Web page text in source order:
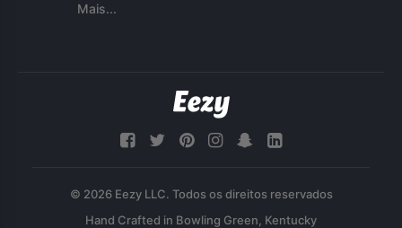
Mais...
© 2026 Eezy LLC. Todos os direitos reservados